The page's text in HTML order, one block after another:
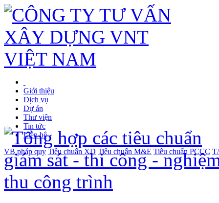
Giới thiệu
Dịch vụ
Dự án
Thư viện
Tin tức
Liên hệ
VB pháp quy Tiêu chuẩn XD Tiêu chuẩn M&E Tiêu chuẩn PCCC